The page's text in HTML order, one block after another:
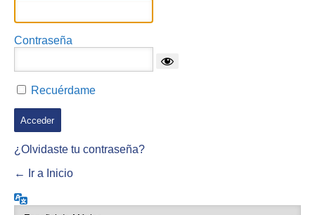
Contraseña
Recuérdame
¿Olvidaste tu contraseña?
← Ir a Inicio